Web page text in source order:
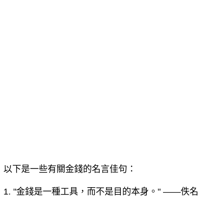
以下是一些有關金錢的名言佳句：
1. "金錢是一種工具，而不是目的本身。" ——佚名